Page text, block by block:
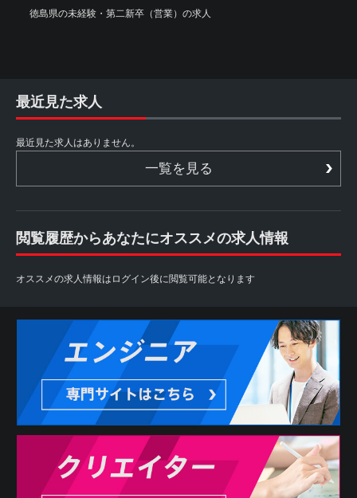
徳島県の未経験・第二新卒（営業）の求人
最近見た求人
最近見た求人はありません。
一覧を見る
閲覧履歴からあなたにオススメの求人情報
オススメの求人情報はログイン後に閲覧可能となります